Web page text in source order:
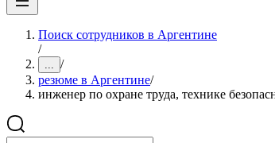
Поиск сотрудников в Аргентине
/
... /
резюме в Аргентине/
инженер по охране труда, технике